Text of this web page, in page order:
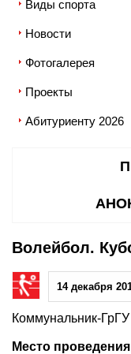
Виды спорта
Новости
Фотогалерея
Проекты
Абитуриенту 2026
Волейбол.
14 декабря
Коммунальник-
Место